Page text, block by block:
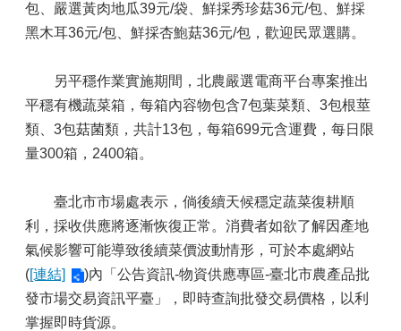
包、嚴選黃肉地瓜39元/袋、鮮採秀珍菇36元/包、鮮採
黑木耳36元/包、鮮採杏鮑菇36元/包，歡迎民眾選購。
另平穩作業實施期間，北農嚴選電商平台專案推出
平穩有機蔬菜箱，每箱內容物包含7包葉菜類、3包根莖
類、3包菇菌類，共計13包，每箱699元含運費，每日限
量300箱，2400箱。
臺北市市場處表示，倘後續天候穩定蔬菜復耕順
利，採收供應將逐漸恢復正常。消費者如欲了解因產地
氣候影響可能導致後續菜價波動情形，可於本處網站
([連結]
)內「公告資訊-物資供應專區-臺北市農產品批
發市場交易資訊平臺」，即時查詢批發交易價格，以利
掌握即時貨源。